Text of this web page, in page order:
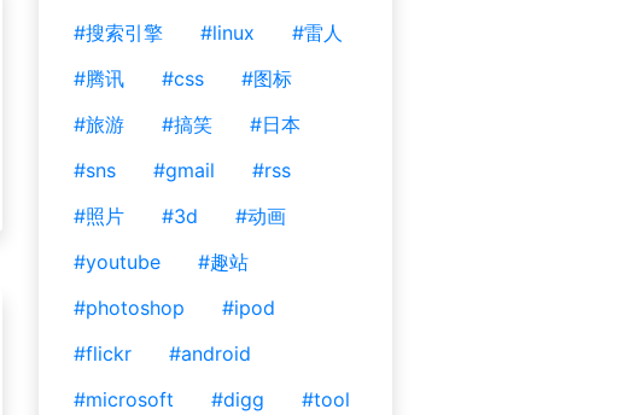
#搜索引擎
#linux
#雷人
#腾讯
#css
#图标
#旅游
#搞笑
#日本
#sns
#gmail
#rss
#照片
#3d
#动画
#youtube
#趣站
#photoshop
#ipod
#flickr
#android
#microsoft
#digg
#tool